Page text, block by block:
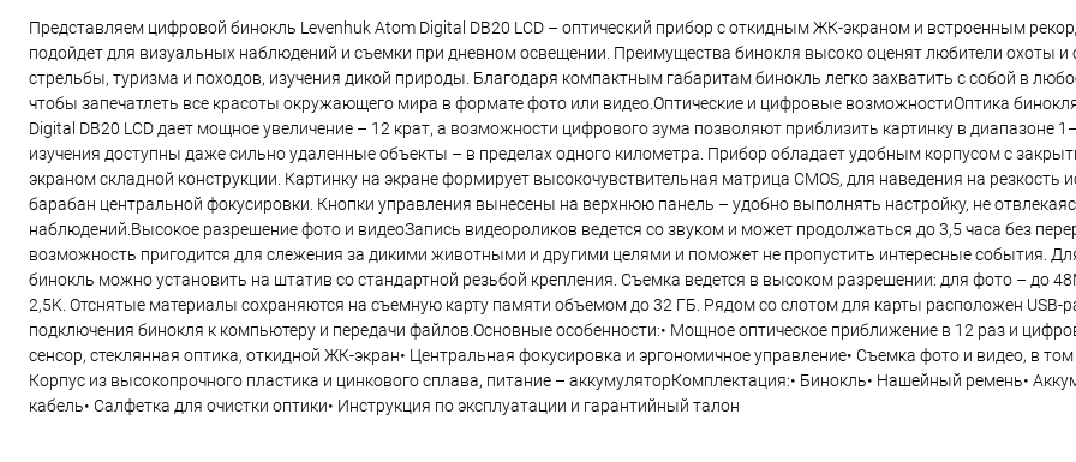
Представляем цифровой бинокль Levenhuk Atom Digital DB20 LCD – оптический прибор с откидным ЖК-экраном и встроенным
подойдет для визуальных наблюдений и съемки при дневном освещении. Преимущества бинокля высоко оценят любители охоты и
стрельбы, туризма и походов, изучения дикой природы. Благодаря компактным габаритам бинокль легко захватить с собой в
чтобы запечатлеть все красоты окружающего мира в формате фото или видео.Оптические и цифровые возможностиОптика
Digital DB20 LCD дает мощное увеличение – 12 крат, а возможности цифрового зума позволяют приблизить картинку в диапазоне
изучения доступны даже сильно удаленные объекты – в пределах одного километра. Прибор обладает удобным корпусом с
экраном складной конструкции. Картинку на экране формирует высокочувствительная матрица CMOS, для наведения на резкость
барабан центральной фокусировки. Кнопки управления вынесены на верхнюю панель – удобно выполнять настройку, не
наблюдений.Высокое разрешение фото и видеоЗапись видеороликов ведется со звуком и может продолжаться до 3,5 часа без
возможность пригодится для слежения за дикими животными и другими целями и поможет не пропустить интересные события.
бинокль можно установить на штатив со стандартной резьбой крепления. Съемка ведется в высоком разрешении: для фото – до
2,5K. Отснятые материалы сохраняются на съемную карту памяти объемом до 32 ГБ. Рядом со слотом для карты расположен USB-
подключения бинокля к компьютеру и передачи файлов.Основные особенности:• Мощное оптическое приближение в 12 раз и
сенсор, стеклянная оптика, откидной ЖК-экран• Центральная фокусировка и эргономичное управление• Съемка фото и видео, в том
Корпус из высокопрочного пластика и цинкового сплава, питание – аккумуляторКомплектация:• Бинокль• Нашейный ремень•
кабель• Салфетка для очистки оптики• Инструкция по эксплуатации и гарантийный талон